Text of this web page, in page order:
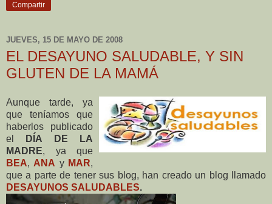
Compartir
JUEVES, 15 DE MAYO DE 2008
EL DESAYUNO SALUDABLE, Y SIN
GLUTEN DE LA MAMÁ
Aunque tarde, ya
que teníamos que
haberlos publicado
el
DÍA DE LA
MADRE, ya que
BEA, ANA y MAR,
que a parte de tener sus blog, han creado un blog llamado
DESAYUNOS SALUDABLES.